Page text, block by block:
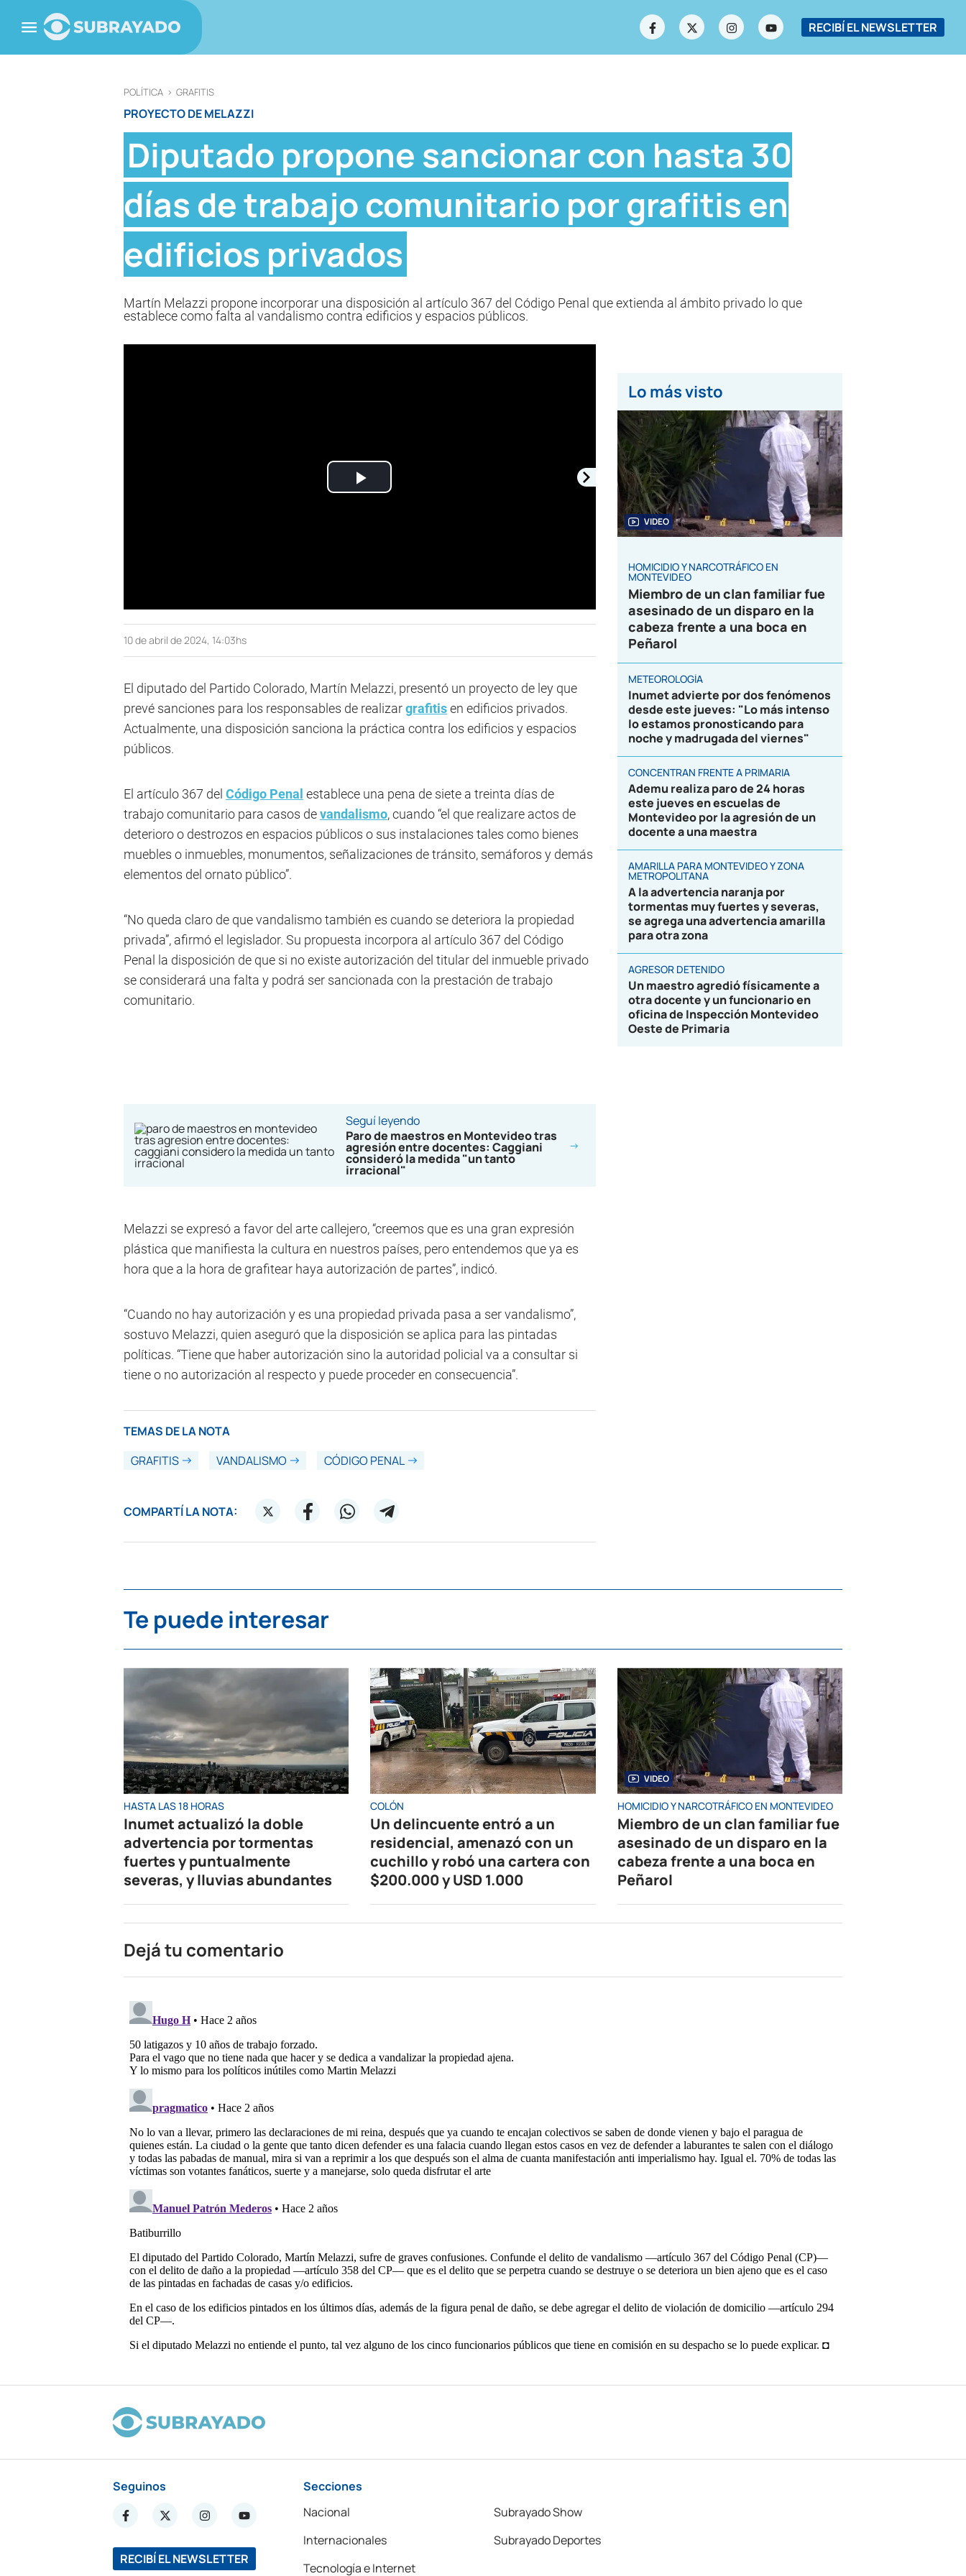
RECIBÍ EL NEWSLETTER
POLÍTICA > GRAFITIS
PROYECTO DE MELAZZI
Diputado propone sancionar con hasta 30
días de trabajo comunitario por grafitis en
edificios privados
Martín Melazzi propone incorporar una disposición al artículo 367 del Código Penal que extienda al ámbito privado lo que
establece como falta al vandalismo contra edificios y espacios públicos.
Play
10 de abril de 2024, 14:03hs
El diputado del Partido Colorado, Martín Melazzi, presentó un proyecto de ley que
prevé sanciones para los responsables de realizargrafitisen edificios privados.
Actualmente, una disposición sanciona la práctica contra los edificios y espacios
públicos.
El artículo 367 del Código Penal establece una pena de siete a treinta días de
trabajo comunitario para casos devandalismo, cuando “el que realizare actos de
deterioro o destrozos en espacios públicos o sus instalaciones tales como bienes
muebles o inmuebles, monumentos, señalizaciones de tránsito, semáforos y demás
elementos del ornato público”.
“No queda claro de que vandalismo también es cuando se deteriora la propiedad
privada”, afirmó el legislador. Su propuesta incorpora al artículo 367 del Código
Penal la disposición de que si no existe autorización del titular del inmueble privado
se considerará una falta y podrá ser sancionada con la prestación de trabajo
comunitario.
Seguí leyendo
Paro de maestros en Montevideo tras
agresión entre docentes: Caggiani
consideró la medida "un tanto
irracional"
Melazzi se expresó a favor del arte callejero, “creemos que es una gran expresión
plástica que manifiesta la cultura en nuestros países, pero entendemos que ya es
hora que a la hora de grafitear haya autorización de partes”, indicó.
“Cuando no hay autorización y es una propiedad privada pasa a ser vandalismo”,
sostuvo Melazzi, quien aseguró que la disposición se aplica para las pintadas
políticas. “Tiene que haber autorización sino la autoridad policial va a consultar si
tiene o no autorización al respecto y puede proceder en consecuencia”.
TEMAS DE LA NOTA
GRAFITIS
VANDALISMO CÓDIGO PENAL
COMPARTÍ LA NOTA:
Lo más visto
VIDEO
HOMICIDIO Y NARCOTRÁFICO EN
MONTEVIDEO
Miembro de un clan familiar fue
asesinado de un disparo en la
cabeza frente a una boca en
Peñarol
METEOROLOGÍA
Inumet advierte por dos fenómenos
desde este jueves: "Lo más intenso
lo estamos pronosticando para
noche y madrugada del viernes"
CONCENTRAN FRENTE A PRIMARIA
Ademu realiza paro de 24 horas
este jueves en escuelas de
Montevideo por la agresión de un
docente a una maestra
AMARILLA PARA MONTEVIDEO Y ZONA
METROPOLITANA
A la advertencia naranja por
tormentas muy fuertes y severas,
se agrega una advertencia amarilla
para otra zona
AGRESOR DETENIDO
Un maestro agredió físicamente a
otra docente y un funcionario en
oficina de Inspección Montevideo
Oeste de Primaria
Te puede interesar
HASTA LAS 18 HORAS
Inumet actualizó la doble
advertencia por tormentas
fuertes y puntualmente
severas, y lluvias abundantes
COLÓN
Un delincuente entró a un
residencial, amenazó con un
cuchillo y robó una cartera con
$200.000 y USD 1.000
VIDEO
HOMICIDIO Y NARCOTRÁFICO EN MONTEVIDEO
Miembro de un clan familiar fue
asesinado de un disparo en la
cabeza frente a una boca en
Peñarol
Dejá tu comentario
Seguinos
RECIBÍ EL NEWSLETTER
Secciones
Nacional
Internacionales
Tecnología e Internet
Subrayado Show
Subrayado Deportes